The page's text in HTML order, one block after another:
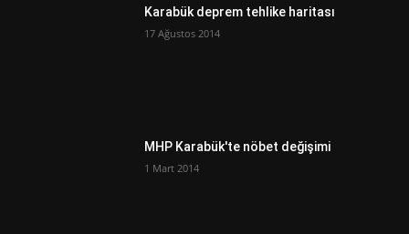
Karabük deprem tehlike haritası
17 Ağustos 2014
MHP Karabük'te nöbet değişimi
1 Mart 2014